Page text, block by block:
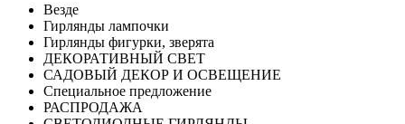
Везде
Гирлянды лампочки
Гирлянды фигурки, зверята
ДЕКОРАТИВНЫЙ СВЕТ
САДОВЫЙ ДЕКОР И ОСВЕЩЕНИЕ
Специальное предложение
РАСПРОДАЖА